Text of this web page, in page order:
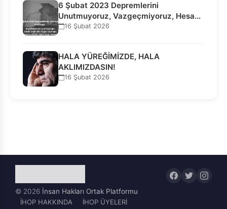
6 Şubat 2023 Depremlerini
Unutmuyoruz, Vazgeçmiyoruz, Hesap
Sorulmasını İstiyoruz!
16 Şubat 2026
HALA YÜREĞİMİZDE, HALA
AKLIMIZDASIN!
16 Şubat 2026
© 2026 İnsan Hakları Ortak Platformu
İHOP HAKKINDA
İHOP ÜYELERİ